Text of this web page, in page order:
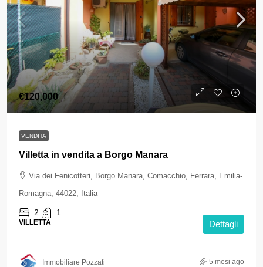
€120,000
VENDITA
Villetta in vendita a Borgo Manara
Via dei Fenicotteri, Borgo Manara, Comacchio, Ferrara, Emilia-
Romagna, 44022, Italia
2 1
VILLETTA Dettagli
Immobiliare Pozzati 5 mesi ago